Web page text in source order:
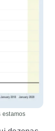
estamos